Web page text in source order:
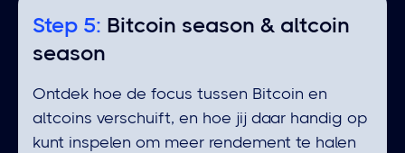
Step 5: ⁠Bitcoin season & altcoin
season
Ontdek hoe de focus tussen Bitcoin en
altcoins verschuift, en hoe jij daar handig op
kunt inspelen om meer rendement te halen